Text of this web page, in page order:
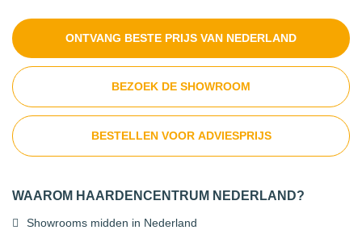
ONTVANG BESTE PRIJS VAN NEDERLAND
BEZOEK DE SHOWROOM
BESTELLEN VOOR ADVIESPRIJS
WAAROM HAARDENCENTRUM NEDERLAND?
Showrooms midden in Nederland